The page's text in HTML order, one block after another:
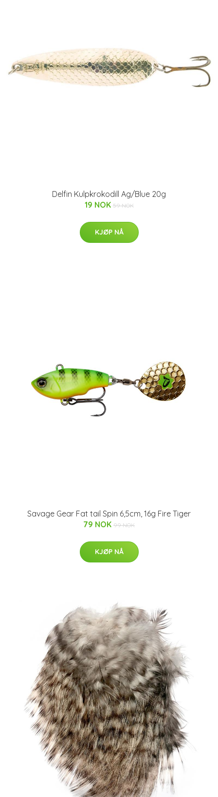
Delfin Kulpkrokodill Ag/Blue 20g
19 NOK 59 NOK
KJØP NÅ
Savage Gear Fat tail Spin 6,5cm, 16g Fire Tiger
79 NOK 99 NOK
KJØP NÅ